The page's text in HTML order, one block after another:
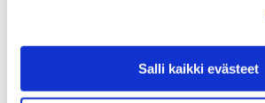
Salli kaikki evästeet
Home
Culture and sports
Kruunupää Centre for Children´s
Other activities